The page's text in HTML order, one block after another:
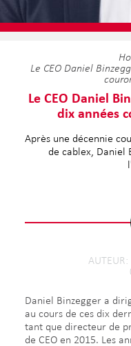
Le CEO Daniel
Le CEO Daniel
dix années
Après une décennie
de cablex, Daniel
AUTEUR
Daniel Binzegger a
au cours de ces dix
tant que directeur de
de CEO en 2015. Les